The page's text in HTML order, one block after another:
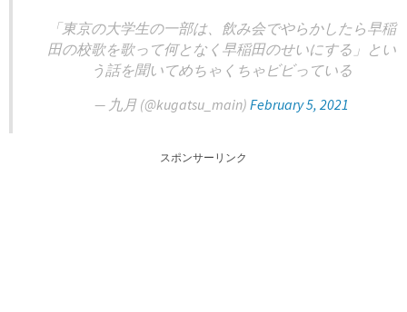
「東京の大学生の一部は、飲み会でやらかしたら早稲
田の校歌を歌って何となく早稲田のせいにする」とい
う話を聞いてめちゃくちゃビビっている
— 九月 (@kugatsu_main) February 5, 2021
スポンサーリンク